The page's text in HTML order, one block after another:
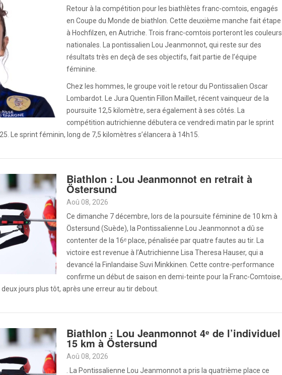
Retour à la compétition pour les biathlètes franc-comtois, engagés
en Coupe du Monde de biathlon. Cette deuxième manche fait étape
à Hochfilzen, en Autriche. Trois franc-comtois porteront les couleurs
nationales. La pontissalien Lou Jeanmonnot, qui reste sur des
résultats très en deçà de ses objectifs, fait partie de l’équipe
féminine.
Chez les hommes, le groupe voit le retour du Pontissalien Oscar
Lombardot. Le Jura Quentin Fillon Maillet, récent vainqueur de la
poursuite 12,5 kilomètre, sera également à ses côtés. La
compétition autrichienne débutera ce vendredi matin par le sprint
Le sprint féminin, long de 7,5 kilomètres s’élancera à 14h15.
Biathlon : Lou Jeanmonnot en retrait à
Östersund
Aoû 08, 2026
Ce dimanche 7 décembre, lors de la poursuite féminine de 10 km à
Östersund (Suède), la Pontissalienne Lou Jeanmonnot a dû se
contenter de la 16ᵉ place, pénalisée par quatre fautes au tir. La
victoire est revenue à l’Autrichienne Lisa Theresa Hauser, qui a
devancé la Finlandaise Suvi Minkkinen. Cette contre-performance
confirme un début de saison en demi-teinte pour la Franc-Comtoise,
jours plus tôt, après une erreur au tir debout.
Biathlon : Lou Jeanmonnot 4ᵉ de l’individuel
15 km à Östersund
Aoû 08, 2026
. La Pontissalienne Lou Jeanmonnot a pris la quatrième place ce